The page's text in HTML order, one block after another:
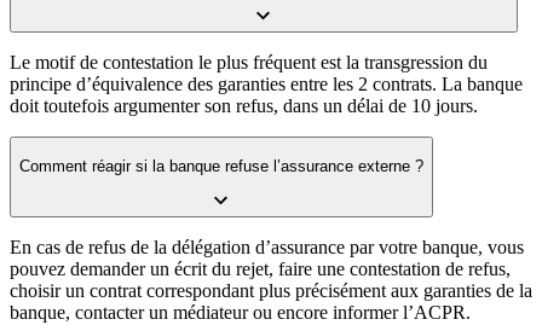
Le motif de contestation le plus fréquent est la transgression du
principe d’équivalence des garanties entre les 2 contrats. La banque
doit toutefois argumenter son refus, dans un délai de 10 jours.
Comment réagir si la banque refuse l’assurance externe ?
En cas de refus de la délégation d’assurance par votre banque, vous
pouvez demander un écrit du rejet, faire une contestation de refus,
choisir un contrat correspondant plus précisément aux garanties de la
banque, contacter un médiateur ou encore informer l’ACPR.